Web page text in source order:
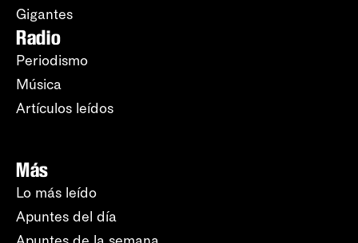
Gigantes
Radio
Periodismo
Música
Artículos leídos
Más
Lo más leído
Apuntes del día